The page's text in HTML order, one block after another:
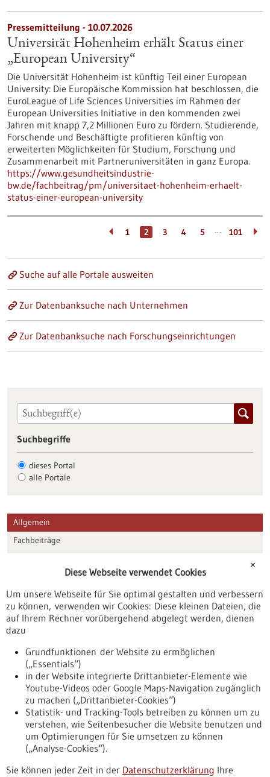
Pressemitteilung - 10.07.2026
Universität Hohenheim erhält Status einer
„European University“
Die Universität Hohenheim ist künftig Teil einer European
University: Die Europäische Kommission hat beschlossen, die
EuroLeague of Life Sciences Universities im Rahmen der
European Universities Initiative in den kommenden zwei
Jahren mit knapp 7,2 Millionen Euro zu fördern. Studierende,
Forschende und Beschäftigte profitieren künftig von
erweiterten Möglichkeiten für Studium, Forschung und
Zusammenarbeit mit Partneruniversitäten in ganz Europa.
https://www.gesundheitsindustrie-
bw.de/fachbeitrag/pm/universitaet-hohenheim-erhaelt-
status-einer-european-university
1 2 3 4 5 … 101
Suche auf alle Portale ausweiten
Zur Datenbanksuche nach Unternehmen
Zur Datenbanksuche nach Forschungseinrichtungen
Suchbegriffe
dieses Portal
alle Portale
Allgemein
Fachbeiträge
Veranstaltungen
Erscheinungsdatum
Nach oben
✕
Diese Webseite verwendet Cookies
Um unsere Webseite für Sie optimal gestalten und verbessern
zu können, verwenden wir Cookies: Diese kleinen Dateien, die
auf Ihrem Rechner vorübergehend abgelegt werden, dienen
dazu
Grundfunktionen der Website zu ermöglichen
(„Essentials“)
in der Website integrierte Drittanbieter-Elemente wie
Youtube-Videos oder Google Maps-Navigation zugänglich
zu machen („Drittanbieter-Cookies“)
Statistik- und Tracking-Tools betreiben zu können um zu
verstehen, wie Seitenbesucher die Website benutzen und
um Optimierungen für Sie umsetzen zu können
(„Analyse-Cookies“).
Sie können jeder Zeit in der Datenschutzerklärung Ihre